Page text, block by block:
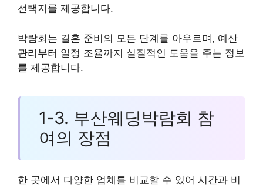
선택지를 제공합니다.
박람회는 결혼 준비의 모든 단계를 아우르며, 예산
관리부터 일정 조율까지 실질적인 도움을 주는 정보
를 제공합니다.
1-3. 부산웨딩박람회 참
여의 장점
한 곳에서 다양한 업체를 비교할 수 있어 시간과 비